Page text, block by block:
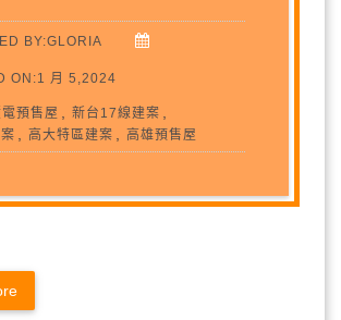
BY:GLORIA
ON:1 月 5,2024
預售屋 ,新台17線建案
,高大特區建案 ,高雄預售屋